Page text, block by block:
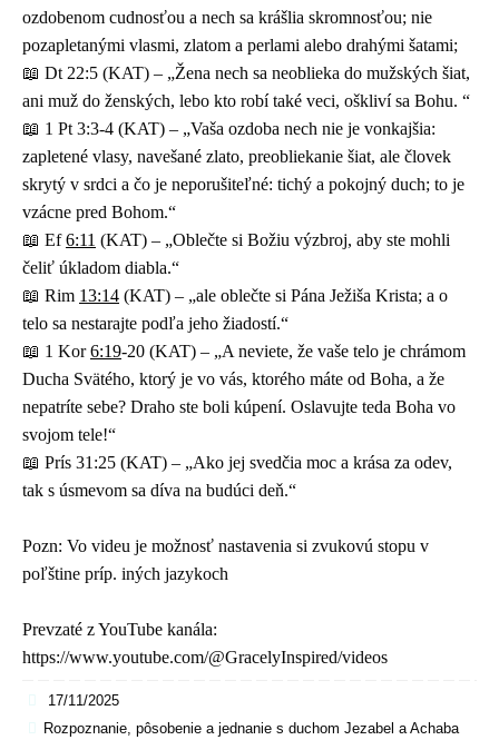
ozdobenom cudnosťou a nech sa krášlia skromnosťou; nie
pozapletanými vlasmi, zlatom a perlami alebo drahými šatami;
📖 Dt 22:5 (KAT) – „Žena nech sa neoblieka do mužských šiat,
ani muž do ženských, lebo kto robí také veci, oškliví sa Bohu. “
📖 1 Pt 3:3-4 (KAT) – „Vaša ozdoba nech nie je vonkajšia:
zapletené vlasy, navešané zlato, preobliekanie šiat, ale človek
skrytý v srdci a čo je neporušiteľné: tichý a pokojný duch; to je
vzácne pred Bohom.“
📖 Ef6:11 (KAT) – „Oblečte si Božiu výzbroj, aby ste mohli
čeliť úkladom diabla.“
📖 Rim 13:14 (KAT) – „ale oblečte si Pána Ježiša Krista; a o
telo sa nestarajte podľa jeho žiadostí.“
📖 1 Kor6:19-20 (KAT) – „A neviete, že vaše telo je chrámom
Ducha Svätého, ktorý je vo vás, ktorého máte od Boha, a že
nepatríte sebe? Draho ste boli kúpení. Oslavujte teda Boha vo
svojom tele!“
📖 Prís 31:25 (KAT) – „Ako jej svedčia moc a krása za odev,
tak s úsmevom sa díva na budúci deň.“
Pozn: Vo videu je možnosť nastavenia si zvukovú stopu v
poľštine príp. iných jazykoch
Prevzaté z YouTube kanála:
https://www.youtube.com/@GracelyInspired/videos
17/11/2025
Rozpoznanie, pôsobenie a jednanie s duchom Jezabel a Achaba